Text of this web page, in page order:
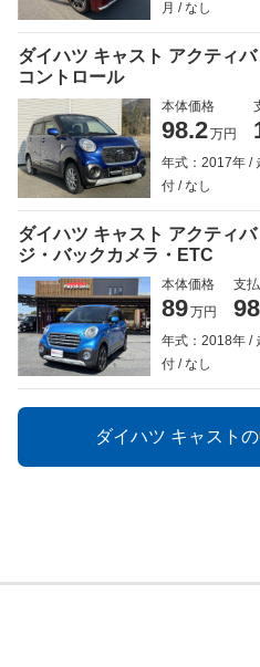
月 なし
ダイハツ キャスト アクティ
コントロール
本体価格
98.2万円
年式：2017年
付
なし
ダイハツ キャスト アクティ
ジ・バックカメラ・ETC
本体価格
89万円
支
年式：2018年
付
なし
ダイハツ キャスト